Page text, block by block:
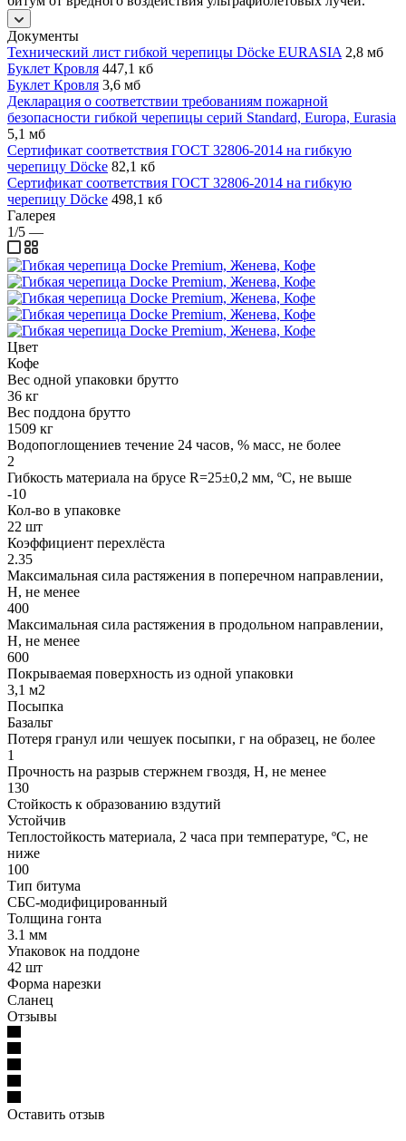
Документы
Технический лист гибкой черепицы Döcke EURASIA 2,8 мб
Буклет Кровля 447,1 кб
Буклет Кровля 3,6 мб
Декларация о соответствии требованиям пожарной
безопасности гибкой черепицы серий Standard, Europa, Eurasia
5,1 мб
Сертификат соответствия ГОСТ 32806-2014 на гибкую
черепицу Döcke 82,1 кб
Сертификат соответствия ГОСТ 32806-2014 на гибкую
черепицу Döcke 498,1 кб
Галерея
1/5 —
Цвет
Кофе
Вес одной упаковки брутто
36 кг
Вес поддона брутто
1509 кг
Водопоглощениев течение 24 часов, % масс, не более
2
Гибкость материала на брусе R=25±0,2 мм, ºС, не выше
-10
Кол-во в упаковке
22 шт
Коэффициент перехлёста
2.35
Максимальная сила растяжения в поперечном направлении,
Н, не менее
400
Максимальная сила растяжения в продольном направлении,
Н, не менее
600
Покрываемая поверхность из одной упаковки
3,1 м2
Посыпка
Базальт
Потеря гранул или чешуек посыпки, г на образец, не более
1
Прочность на разрыв стержнем гвоздя, Н, не менее
130
Стойкость к образованию вздутий
Устойчив
Теплостойкость материала, 2 часа при температуре, ºС, не
ниже
100
Тип битума
СБС-модифицированный
Толщина гонта
3.1 мм
Упаковок на поддоне
42 шт
Форма нарезки
Сланец
Отзывы
Оставить отзыв